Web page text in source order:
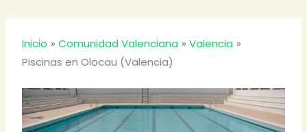
Inicio Comunidad Valenciana
Valencia
Piscinas en Olocau (Valencia)